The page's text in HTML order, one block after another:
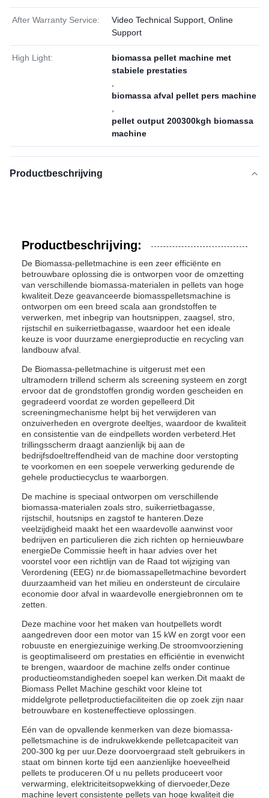
After Warranty Service:
Video Technical Support, Online
Support
High Light:
biomassa pellet machine met
stabiele prestaties
biomassa afval pellet pers machine
pellet output 200300kgh biomassa
machine
Productbeschrijving
Productbeschrijving:
De Biomassa-pelletmachine is een zeer efficiënte en
betrouwbare oplossing die is ontworpen voor de omzetting
van verschillende biomassa-materialen in pellets van hoge
kwaliteit.Deze geavanceerde biomasspelletsmachine is
ontworpen om een breed scala aan grondstoffen te
verwerken, met inbegrip van houtsnippen, zaagsel, stro,
rijstschil en suikerrietbagasse, waardoor het een ideale
keuze is voor duurzame energieproductie en recycling van
landbouw afval.
De Biomassa-pelletmachine is uitgerust met een
ultramodern trillend scherm als screening systeem en zorgt
ervoor dat de grondstoffen grondig worden gescheiden en
gegradeerd voordat ze worden gepelleerd.Dit
screeningmechanisme helpt bij het verwijderen van
onzuiverheden en overgrote deeltjes, waardoor de kwaliteit
en consistentie van de eindpellets worden verbeterd.Het
trillingsscherm draagt aanzienlijk bij aan de
bedrijfsdoeltreffendheid van de machine door verstopting
te voorkomen en een soepele verwerking gedurende de
gehele productiecyclus te waarborgen.
De machine is speciaal ontworpen om verschillende
biomassa-materialen zoals stro, suikerrietbagasse,
rijstschil, houtsnips en zagstof te hanteren.Deze
veelzijdigheid maakt het een waardevolle aanwinst voor
bedrijven en particulieren die zich richten op hernieuwbare
energieDe Commissie heeft in haar advies over het
voorstel voor een richtlijn van de Raad tot wijziging van
Verordening (EEG) nr.de biomassapelletmachine bevordert
duurzaamheid van het milieu en ondersteunt de circulaire
economie door afval in waardevolle energiebronnen om te
zetten.
Deze machine voor het maken van houtpellets wordt
aangedreven door een motor van 15 kW en zorgt voor een
robuuste en energiezuinige werking.De stroomvoorziening
is geoptimaliseerd om prestaties en efficiëntie in evenwicht
te brengen, waardoor de machine zelfs onder continue
productieomstandigheden soepel kan werken.Dit maakt de
Biomass Pellet Machine geschikt voor kleine tot
middelgrote pelletproductiefaciliteiten die op zoek zijn naar
betrouwbare en kosteneffectieve oplossingen.
Eén van de opvallende kenmerken van deze biomassa-
pelletsmachine is de indrukwekkende pelletcapaciteit van
200-300 kg per uur.Deze doorvoergraad stelt gebruikers in
staat om binnen korte tijd een aanzienlijke hoeveelheid
pellets te produceren.Of u nu pellets produceert voor
verwarming, elektriciteitsopwekking of diervoeder,Deze
machine levert consistente pellets van hoge kwaliteit die